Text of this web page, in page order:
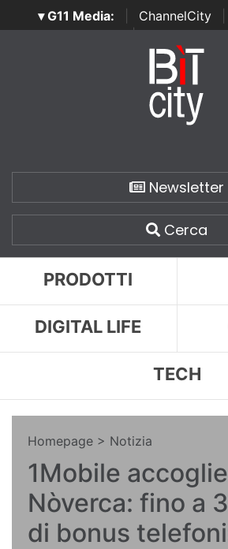
▾ G11 Media: ChannelCity
SecurityOpenLab | Italian
Italian
Newsletter
Cerca
PRODOTTI
DIGITAL LIFE
TECH
Homepage > Notizia
1Mobile
Nòverca: fino a
di bonus